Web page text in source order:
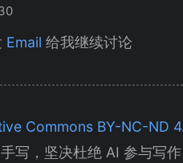
Email 给我继续讨论
Commons BY-NC-ND
写，坚决杜绝 AI 参与写